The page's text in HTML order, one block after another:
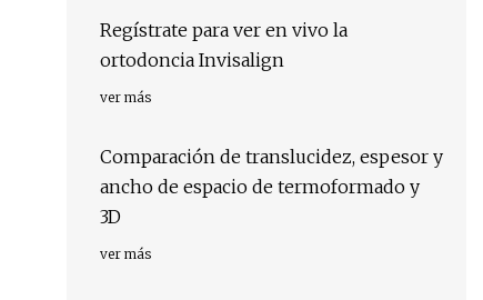
Regístrate para ver en vivo la
ortodoncia Invisalign
ver más
Comparación de translucidez, espesor y
ancho de espacio de termoformado y
3D
ver más